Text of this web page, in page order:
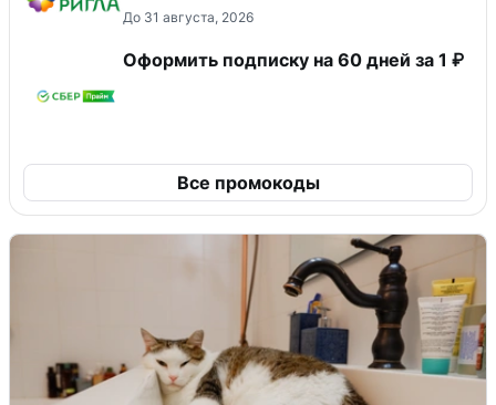
До 31 августа, 2026
Оформить подписку на 60 дней за 1 ₽
Все промокоды